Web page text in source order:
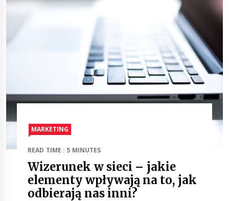
MARKETING
READ TIME : 5 MINUTES
Wizerunek w sieci – jakie
elementy wpływają na to, jak
odbierają nas inni?